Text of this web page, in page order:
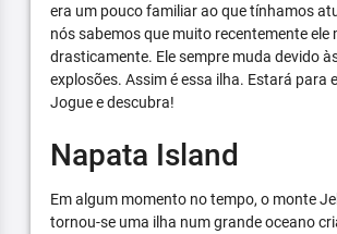
era um pouco familiar ao que tínhamos
nós sabemos que muito recentemente ele
drasticamente. Ele sempre muda devido
explosões. Assim é essa ilha. Estará para
Jogue e descubra!
Napata Island
Em algum momento no tempo, o monte
tornou-se uma ilha num grande oceano